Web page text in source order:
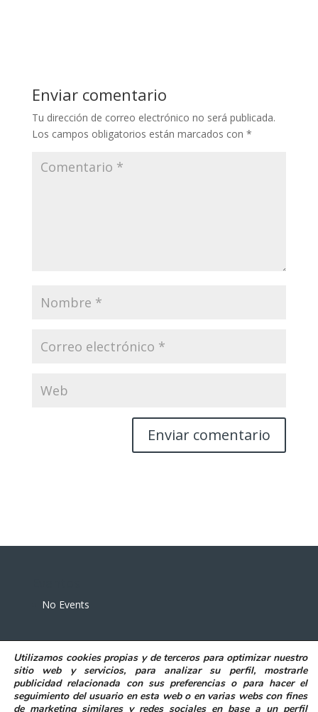
Enviar comentario
Tu dirección de correo electrónico no será publicada.
Los campos obligatorios están marcados con *
No Events
POLITICA DE PRIVACIDAD
AVISO LEGAL
Utilizamos cookies propias y de terceros para optimizar nuestro
sitio web y servicios, para analizar su perfil, mostrarle
publicidad relacionada con sus preferencias o para hacer el
seguimiento del usuario en esta web o en varias webs con fines
de marketing similares y redes sociales en base a un perfil